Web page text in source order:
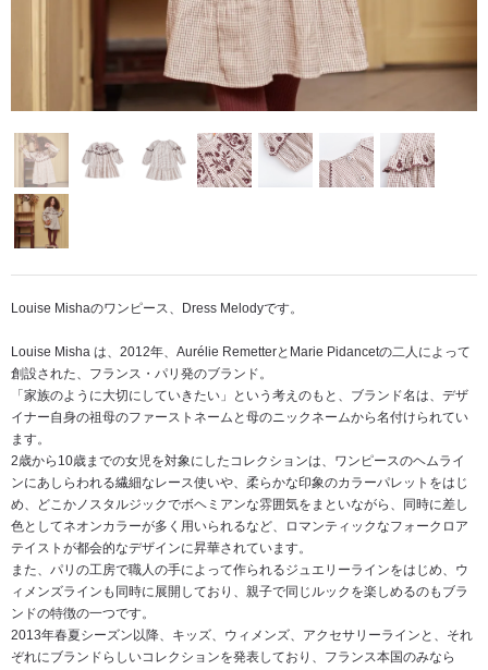
Louise Mishaのワンピース、Dress Melodyです。
Louise Misha は、2012年、Aurélie RemetterとMarie Pidancetの二人によって
創設された、フランス・パリ発のブランド。
「家族のように大切にしていきたい」という考えのもと、ブランド名は、デザ
イナー自身の祖母のファーストネームと母のニックネームから名付けられてい
ます。
2歳から10歳までの女児を対象にしたコレクションは、ワンピースのヘムライ
ンにあしらわれる繊細なレース使いや、柔らかな印象のカラーパレットをはじ
め、どこかノスタルジックでボヘミアンな雰囲気をまといながら、同時に差し
色としてネオンカラーが多く用いられるなど、ロマンティックなフォークロア
テイストが都会的なデザインに昇華されています。
また、パリの工房で職人の手によって作られるジュエリーラインをはじめ、ウ
ィメンズラインも同時に展開しており、親子で同じルックを楽しめるのもブラ
ンドの特徴の一つです。
2013年春夏シーズン以降、キッズ、ウィメンズ、アクセサリーラインと、それ
ぞれにブランドらしいコレクションを発表しており、フランス本国のみなら